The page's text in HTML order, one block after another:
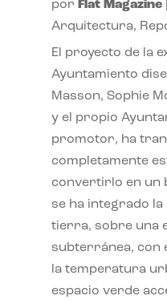
por Flat Magazine|
Arquitectura,
El proyecto de la
Ayuntamiento
Masson, Sophie
y el propio
promotor, ha
completamente
convertirlo en un
se ha integrado la
tierra, sobre una
subterránea, con
la temperatura
espacio verde